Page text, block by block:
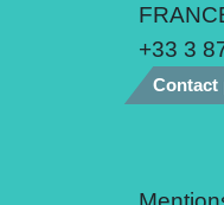
+33 3
Contact